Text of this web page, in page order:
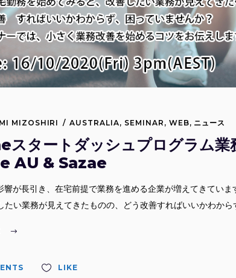
MIZOSHIRI AUSTRALIA, SEMINAR , WEB, ニュース
タートダッシュプログラム業
AU & Sazae
が長引き、在宅前提で業務を進める企業が増えてきてい
たい業務が見えてきたものの、どう改善すればいいかわから
LIKE